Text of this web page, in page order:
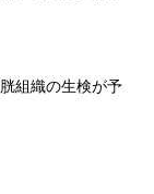
組織の生検が予